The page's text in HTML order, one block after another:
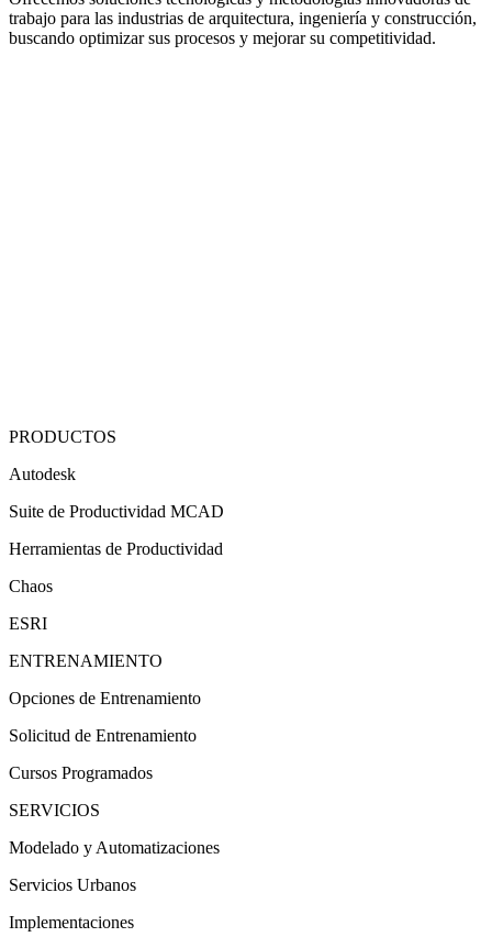
trabajo para las industrias de arquitectura, ingeniería y construcción,
buscando optimizar sus procesos y mejorar su competitividad.
PRODUCTOS
Autodesk
Suite de Productividad MCAD
Herramientas de Productividad
Chaos
ESRI
ENTRENAMIENTO
Opciones de Entrenamiento
Solicitud de Entrenamiento
Cursos Programados
SERVICIOS
Modelado y Automatizaciones
Servicios Urbanos
Implementaciones